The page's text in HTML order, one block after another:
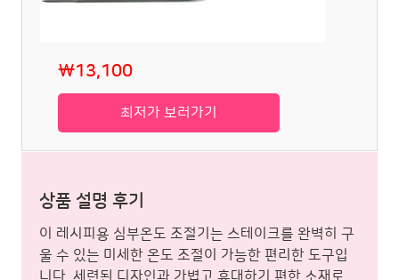
₩13,100
최저가 보러가기
상품 설명 후기
이 레시피용 심부온도 조절기는 스테이크를 완벽히 구
울 수 있는 미세한 온도 조절이 가능한 편리한 도구입
니다. 세련된 디자인과 가볍고 휴대하기 편한 소재로